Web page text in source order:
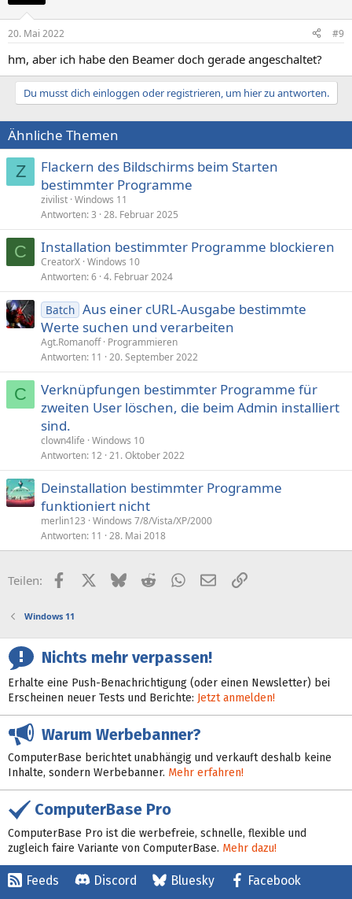
20. Mai 2022 #9
hm, aber ich habe den Beamer doch gerade angeschaltet?
Du musst dich einloggen oder registrieren, um hier zu antworten.
Ähnliche Themen
Z
Flackern des Bildschirms beim Starten
bestimmter Programme
zivilist Windows 11
Antworten 3 28. Februar 2025
C Installation bestimmter Programme blockieren
CreatorX Windows 10
Antworten 6 4. Februar 2024
Batch Aus einer cURL-Ausgabe bestimmte
Werte suchen und verarbeiten
Agt.Romanoff Programmieren
Antworten 11 20. September 2022
C
Verknüpfungen bestimmter Programme für
zweiten User löschen, die beim Admin installiert
sind.
clown4life Windows 10
Antworten 12 21. Oktober 2022
Deinstallation bestimmter Programme
funktioniert nicht
merlin123 Windows 7/8/Vista/XP/2000
Antworten 11 28. Mai 2018
Teilen: FacebookX (Twitter)
BlueskyRedditWhatsApp
E-MailLink
Windows 11
Nichts mehr verpassen!
Erhalte eine Push-Benachrichtigung (oder einen Newsletter) bei
Erscheinen neuer Tests und Berichte: Jetzt anmelden!
Warum Werbebanner?
ComputerBase berichtet unabhängig und verkauft deshalb keine
Inhalte, sondern Werbebanner. Mehr erfahren!
ComputerBase Pro
ComputerBase Pro ist die werbefreie, schnelle, flexible und
zugleich faire Variante von ComputerBase. Mehr dazu!
Feeds Discord Bluesky Facebook